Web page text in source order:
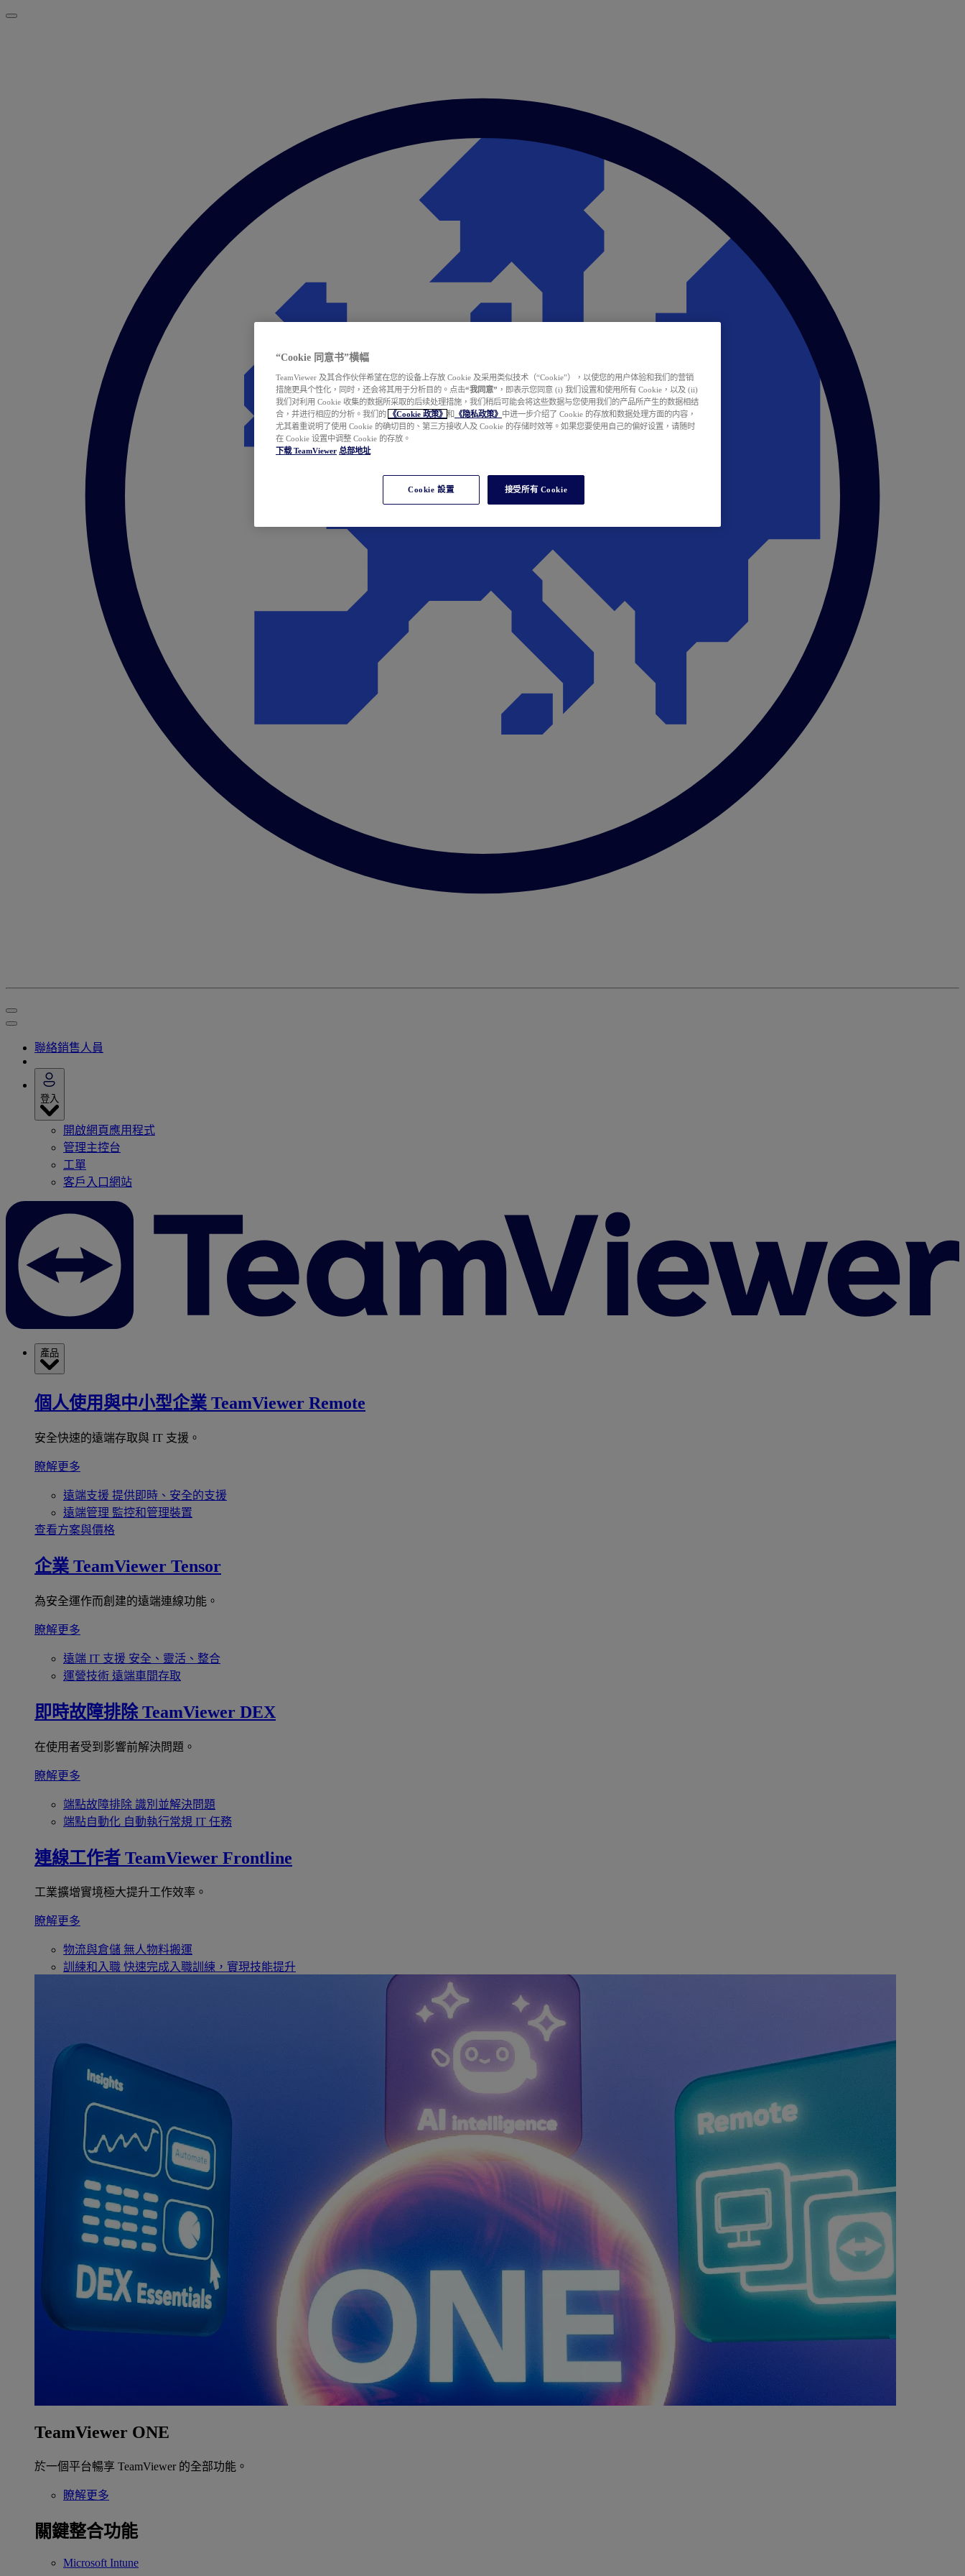
聯絡銷售人員
登入
開啟網頁應用程式
管理主控台
工單
客戶入口網站
產品
個人使用與中小型企業 TeamViewer Remote
安全快速的遠端存取與 IT 支援。
瞭解更多
遠端支援 提供即時、安全的支援
遠端管理 監控和管理裝置
查看方案與價格
企業 TeamViewer Tensor
為安全運作而創建的遠端連線功能。
瞭解更多
遠端 IT 支援 安全、靈活、整合
運營技術 遠端車間存取
即時故障排除 TeamViewer DEX
在使用者受到影響前解決問題。
瞭解更多
端點故障排除 識別並解決問題
端點自動化 自動執行常規 IT 任務
連線工作者 TeamViewer Frontline
工業擴增實境極大提升工作效率。
瞭解更多
物流與倉儲 無人物料搬運
訓練和入職 快速完成入職訓練，實現技能提升
TeamViewer ONE
於一個平台暢享 TeamViewer 的全部功能。
瞭解更多
關鍵整合功能
Microsoft Intune
“Cookie 同意书”横幅
TeamViewer 及其合作伙伴希望在您的设备上存放 Cookie 及采用类似技术（“Cookie”），以使您的用户体验和我们的营销
措施更具个性化，同时，还会将其用于分析目的。点击“我同意” ，即表示您同意 (i) 我们设置和使用所有 Cookie，以及 (ii)
我们对利用 Cookie 收集的数据所采取的后续处理措施，我们稍后可能会将这些数据与您使用我们的产品所产生的数据相结
合，并进行相应的分析。我们的
《Cookie 政策》 和 《隐私政策》 中进一步介绍了 Cookie 的存放和数据处理方面的内容，
尤其着重说明了使用 Cookie 的确切目的、第三方接收人及 Cookie 的存储时效等。如果您要使用自己的偏好设置，请随时
在 Cookie 设置中调整 Cookie 的存放。
下载 TeamViewer 总部地址
Cookie 設置 接受所有 Cookie